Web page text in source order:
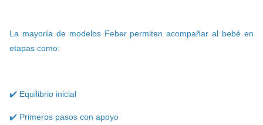
La mayoría de modelos Feber permiten acompañar al bebé en
etapas como:
✔️ Equilibrio inicial
✔️ Primeros pasos con apoyo